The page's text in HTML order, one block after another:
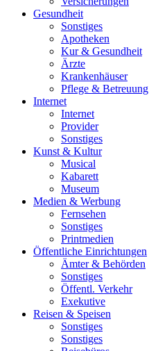
Gesundheit
Sonstiges
Apotheken
Kur & Gesundheit
Ärzte
Krankenhäuser
Pflege & Betreuung
Internet
Internet
Provider
Sonstiges
Kunst & Kultur
Musical
Kabarett
Museum
Medien & Werbung
Fernsehen
Sonstiges
Printmedien
Öffentliche Einrichtungen
Ämter & Behörden
Sonstiges
Öffentl. Verkehr
Exekutive
Reisen & Speisen
Sonstiges
Sonstiges